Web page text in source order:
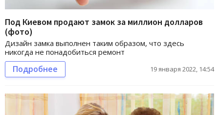
Под Киевом продают замок за миллион долларов
(фото)
Дизайн замка выполнен таким образом, что здесь
никогда не понадобиться ремонт
Подробнее 19 января 2022, 14:54